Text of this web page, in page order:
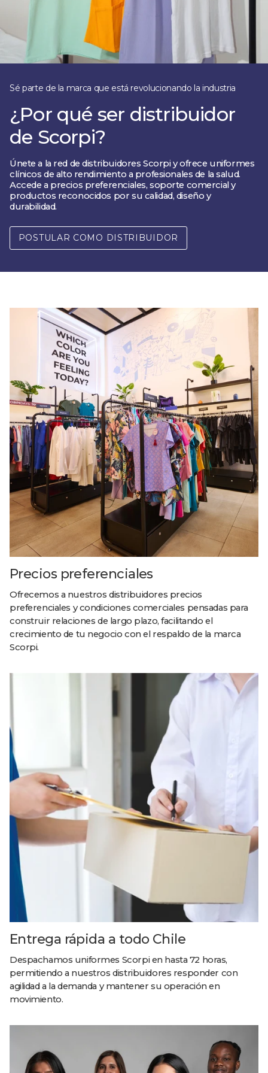
Sé parte de la marca que está revolucionando la industria
¿Por qué ser distribuidor
de Scorpi?
Únete a la red de distribuidores Scorpi y ofrece uniformes
clínicos de alto rendimiento a profesionales de la salud.
Accede a precios preferenciales, soporte comercial y
productos reconocidos por su calidad, diseño y
durabilidad.
POSTULAR COMO DISTRIBUIDOR
Precios preferenciales
Ofrecemos a nuestros distribuidores precios
preferenciales y condiciones comerciales pensadas para
construir relaciones de largo plazo, facilitando el
crecimiento de tu negocio con el respaldo de la marca
Scorpi.
Entrega rápida a todo Chile
Despachamos uniformes Scorpi en hasta 72 horas,
permitiendo a nuestros distribuidores responder con
agilidad a la demanda y mantener su operación en
movimiento.